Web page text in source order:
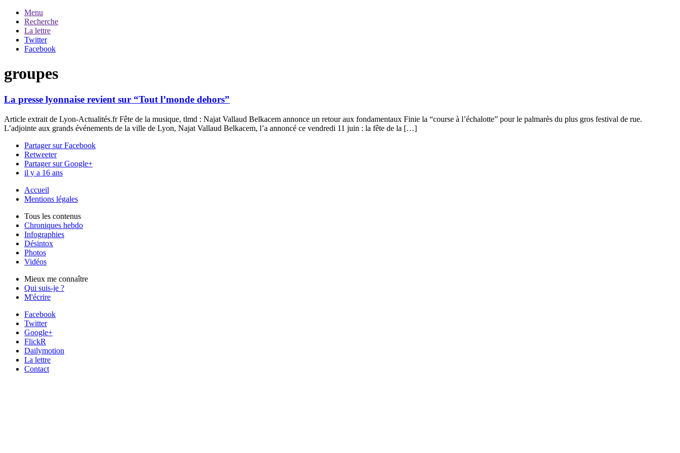
Menu
Recherche
La lettre
Twitter
Facebook
groupes
La presse lyonnaise revient sur “Tout l’monde dehors”
Article extrait de Lyon-Actualités.fr Fête de la musique, tlmd : Najat Vallaud Belkacem annonce un retour aux fondamentaux Finie la “course à l’échalotte” pour le palmarès du plus gros festival de rue.
L’adjointe aux grands événements de la ville de Lyon, Najat Vallaud Belkacem, l’a annoncé ce vendredi 11 juin : la fête de la […]
Partager sur Facebook
Retweeter
Partager sur Google+
il y a 16 ans
Accueil
Mentions légales
Tous les contenus
Chroniques hebdo
Infographies
Désintox
Photos
Vidéos
Mieux me connaître
Qui suis-je ?
M'écrire
Facebook
Twitter
Google+
FlickR
Dailymotion
La lettre
Contact